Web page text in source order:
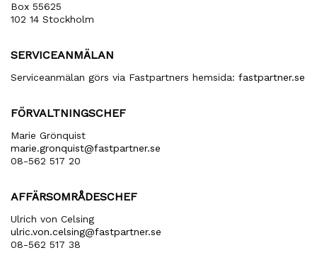
Box 55625
102 14 Stockholm
SERVICEANMÄLAN
Serviceanmälan görs via Fastpartners hemsida: fastpartner.se
FÖRVALTNINGSCHEF
Marie Grönquist
marie​.gronquist​@fastpartner​.se
08-562 517 20
AFFÄRSOMRÅDESCHEF
Ulrich von Celsing
ulric​.von​.celsing​@fastpartner​.se
08-562 517 38